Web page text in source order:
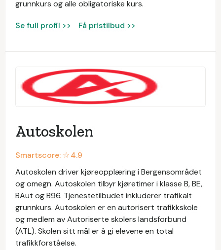
grunnkurs og alle obligatoriske kurs.
Se full profil >> Få pristilbud >>
Autoskolen
Smartscore: ☆4.9
Autoskolen driver kjøreopplæring i Bergensområdet
og omegn. Autoskolen tilbyr kjøretimer i klasse B, BE,
BAut og B96. Tjenestetilbudet inkluderer trafikalt
grunnkurs. Autoskolen er en autorisert trafikkskole
og medlem av Autoriserte skolers landsforbund
(ATL). Skolen sitt mål er å gi elevene en total
trafikkforståelse.